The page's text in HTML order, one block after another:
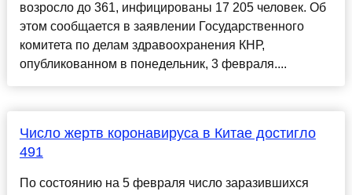
возросло до 361, инфицированы 17 205 человек. Об
этом сообщается в заявлении Государственного
комитета по делам здравоохранения КНР,
опубликованном в понедельник, 3 февраля....
Число жертв коронавируса в Китае достигло
491
По состоянию на 5 февраля число заразившихся